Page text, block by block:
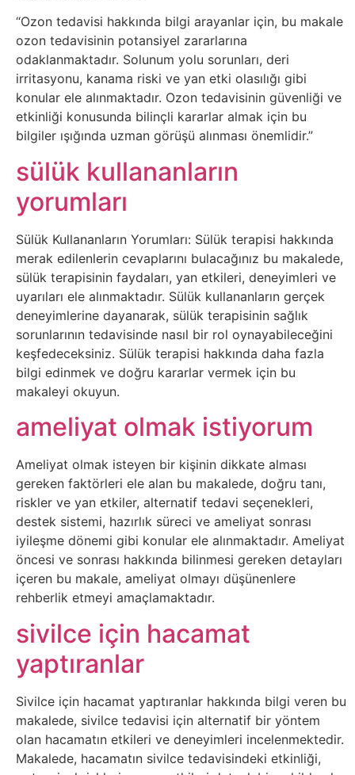
Eğitim
Elektronik
Cihazlar
Facebook
Felsefe
Genel
Gezi
Gizem
Grafik
&
Tasarım
Güvenlik
Haber
Hayvanlar
Hosting
Hukuk
İnstagram
“Ozon tedavisi hakkında bilgi arayanlar için, bu makale
ozon tedavisinin potansiyel zararlarına
odaklanmaktadır. Solunum yolu sorunları, deri
irritasyonu, kanama riski ve yan etki olasılığı gibi
konular ele alınmaktadır. Ozon tedavisinin güvenliği ve
etkinliği konusunda bilinçli kararlar almak için bu
bilgiler ışığında uzman görüşü alınması önemlidir.”
sülük kullananların
yorumları
Sülük Kullananların Yorumları: Sülük terapisi hakkında
merak edilenlerin cevaplarını bulacağınız bu makalede,
sülük terapisinin faydaları, yan etkileri, deneyimleri ve
uyarıları ele alınmaktadır. Sülük kullananların gerçek
deneyimlerine dayanarak, sülük terapisinin sağlık
sorunlarının tedavisinde nasıl bir rol oynayabileceğini
keşfedeceksiniz. Sülük terapisi hakkında daha fazla
bilgi edinmek ve doğru kararlar vermek için bu
makaleyi okuyun.
ameliyat olmak istiyorum
Ameliyat olmak isteyen bir kişinin dikkate alması
gereken faktörleri ele alan bu makalede, doğru tanı,
riskler ve yan etkiler, alternatif tedavi seçenekleri,
destek sistemi, hazırlık süreci ve ameliyat sonrası
iyileşme dönemi gibi konular ele alınmaktadır. Ameliyat
öncesi ve sonrası hakkında bilinmesi gereken detayları
içeren bu makale, ameliyat olmayı düşünenlere
rehberlik etmeyi amaçlamaktadır.
sivilce için hacamat
yaptıranlar
Sivilce için hacamat yaptıranlar hakkında bilgi veren bu
makalede, sivilce tedavisi için alternatif bir yöntem
olan hacamatın etkileri ve deneyimleri incelenmektedir.
Makalede, hacamatın sivilce tedavisindeki etkinliği,